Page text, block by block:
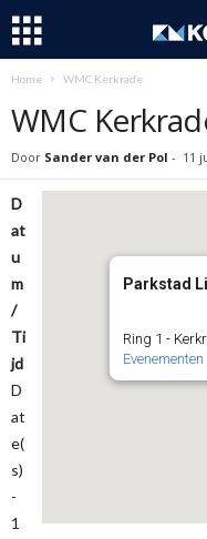
Home WMC Kerkrade
WMC
Door Sander van der Pol - 11
Parkstad
Ring 1 -
Evenementen
D
at
u
m
/
Ti
jd
D
at
e(
s)
-
1